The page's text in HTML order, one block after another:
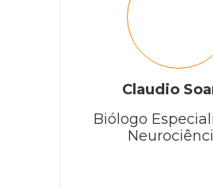
Claudio
Biólogo